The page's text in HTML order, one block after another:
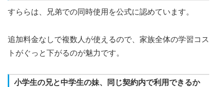
すららは、兄弟での同時使用を公式に認めています。
追加料金なしで複数人が使えるので、家族全体の学習コス
トがぐっと下がるのが魅力です。
小学生の兄と中学生の妹、同じ契約内で利用できるか